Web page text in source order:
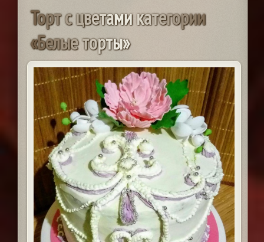
Тортсцветамикатегории
«Белыеторты»